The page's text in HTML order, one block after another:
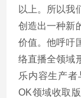
以上。所以我
创造出一种新
价值。他呼吁
络直播全领域
乐内容生产
OK领域收取